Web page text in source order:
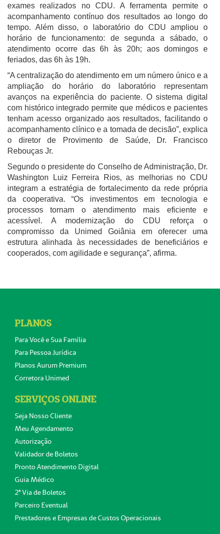
exames realizados no CDU. A ferramenta permite o
acompanhamento contínuo dos resultados ao longo do
tempo. Além disso, o laboratório do CDU ampliou o
horário de funcionamento: de segunda a sábado, o
atendimento ocorre das 6h às 20h; aos domingos e
feriados, das 6h às 19h.
“A centralização do atendimento em um número único e a
ampliação do horário do laboratório representam
avanços na experiência do paciente. O sistema digital
com histórico integrado permite que médicos e pacientes
tenham acesso organizado aos resultados, facilitando o
acompanhamento clínico e a tomada de decisão”, explica
o diretor de Provimento de Saúde, Dr. Francisco
Rebouças Jr.
Segundo o presidente do Conselho de Administração, Dr.
Washington Luiz Ferreira Rios, as melhorias no CDU
integram a estratégia de fortalecimento da rede própria
da cooperativa. “Os investimentos em tecnologia e
processos tornam o atendimento mais eficiente e
acessível. A modernização do CDU reforça o
compromisso da Unimed Goiânia em oferecer uma
estrutura alinhada às necessidades de beneficiários e
cooperados, com agilidade e segurança”, afirma.
PLANOS
Para Você e Sua Família
Para Pessoa Jurídica
Planos Aurum Premium
Corretora Unimed
SERVIÇOS ONLINE
Seja Nosso Cliente
Meu Agendamento
Autorização
Validador de Boletos
Pronto Atendimento Digital
Guia Médico
2ª Via de Boletos
Parceiro Eventual
Prestadores e Empresas de Custos Operacionais